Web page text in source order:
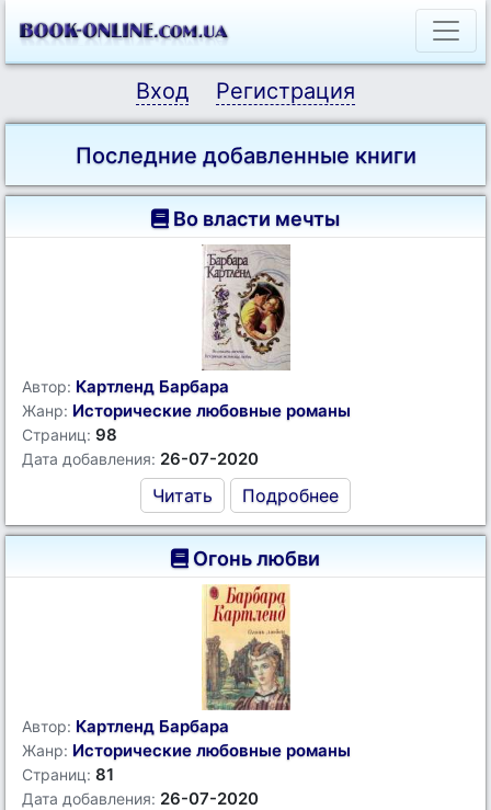
Вход Регистрация
Последние добавленные книги
Во власти мечты
Автор: Картленд Барбара
Жанр: Исторические любовные романы
Страниц: 98
Дата добавления: 26-07-2020
Читать Подробнее
Огонь любви
Автор: Картленд Барбара
Жанр: Исторические любовные романы
Страниц: 81
Дата добавления: 26-07-2020